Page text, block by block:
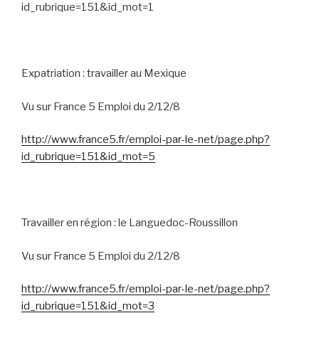
id_rubrique=151&id_mot=1
Expatriation : travailler au Mexique
Vu sur France 5 Emploi du 2/12/8
http://www.france5.fr/emploi-par-le-net/page.php?
id_rubrique=151&id_mot=5
Travailler en région : le Languedoc-Roussillon
Vu sur France 5 Emploi du 2/12/8
http://www.france5.fr/emploi-par-le-net/page.php?
id_rubrique=151&id_mot=3